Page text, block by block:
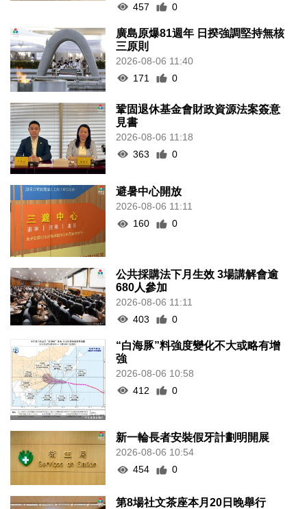
457
0
廣島原爆81週年 日揆強調堅持無核
三原則
2026-08-06 11:40
171
0
鞏固退休基金會財政資源法案簽意
見書
2026-08-06 11:18
363
0
避暑中心開放
2026-08-06 11:11
160
0
公共採購法下月生效 3場講解會逾
680人參加
2026-08-06 11:11
403
0
“白海豚”料強度變化不大或略有增
強
2026-08-06 10:58
412
0
新一輪長者安裝假牙計劃明開展
2026-08-06 10:54
454
0
第8場社文茶座本月20日晚舉行